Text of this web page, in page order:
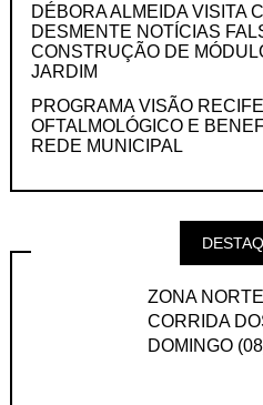
DÉBORA ALMEIDA VISITA
DESMENTE NOTÍCIAS
CONSTRUÇÃO DE
JARDIM
PROGRAMA VISÃO
OFTALMOLÓGICO E
REDE MUNICIPAL
ZONA
CORRIDA
DOMINGO